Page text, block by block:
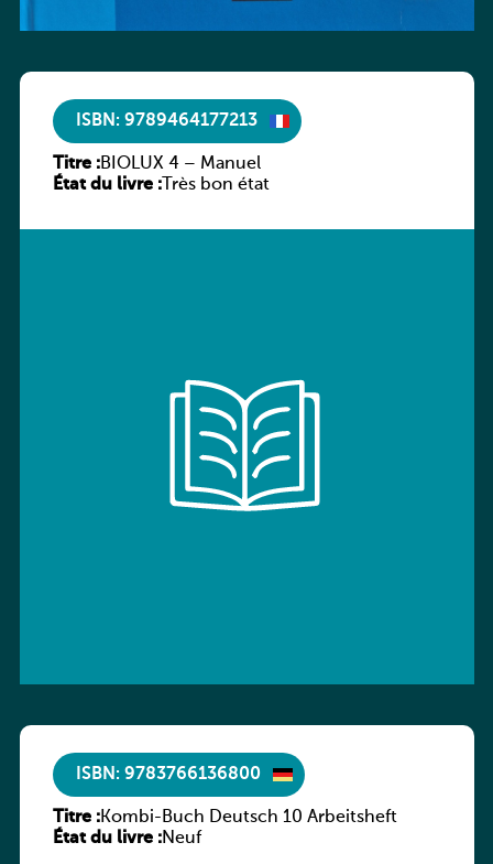
ISBN: 9789464177213
Titre :BIOLUX 4 – Manuel
État du livre :Très bon état
ISBN: 9783766136800
Titre :Kombi-Buch Deutsch 10 Arbeitsheft
État du livre :Neuf